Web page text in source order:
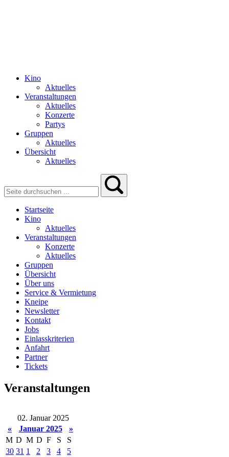
Kino
Aktuelles
Veranstaltungen
Aktuelles
Konzerte
Partys
Gruppen
Aktuelles
Übersicht
Aktuelles
Startseite
Kino
Aktuelles
Veranstaltungen
Konzerte
Aktuelles
Gruppen
Übersicht
Über uns
Service & Vermietung
Kneipe
Newsletter
Kontakt
Jobs
Einlasskriterien
Anfahrt
Partner
Tickets
Veranstaltungen
02. Januar 2025
«
Januar 2025
»
M D M D F S
S
30 31 1 2 3 4
5